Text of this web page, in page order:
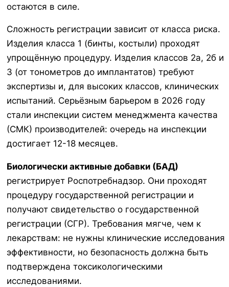
остаются в силе.
Сложность регистрации зависит от класса риска.
Изделия класса 1 (бинты, костыли) проходят
упрощённую процедуру. Изделия классов 2а, 2б и
3 (от тонометров до имплантатов) требуют
экспертизы и, для высоких классов, клинических
испытаний. Серьёзным барьером в 2026 году
стали инспекции систем менеджмента качества
(СМК) производителей: очередь на инспекции
достигает 12-18 месяцев.
Биологически активные добавки (БАД)
регистрирует Роспотребнадзор. Они проходят
процедуру государственной регистрации и
получают свидетельство о государственной
регистрации (СГР). Требования мягче, чем к
лекарствам: не нужны клинические исследования
эффективности, но безопасность должна быть
подтверждена токсикологическими
исследованиями.